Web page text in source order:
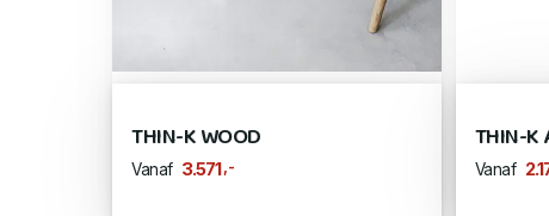
THIN-K WOOD
Vanaf 3.571,-
THIN-K
Vanaf